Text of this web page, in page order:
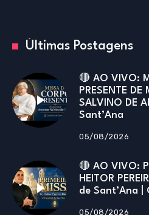
Últimas Postagens
🔴 AO VIVO:
PRESENTE
SALVINO DE
Sant’Ana
05/08/2026
🔴 AO VIVO:
HEITOR
de Sant’Ana |
05/08/2026